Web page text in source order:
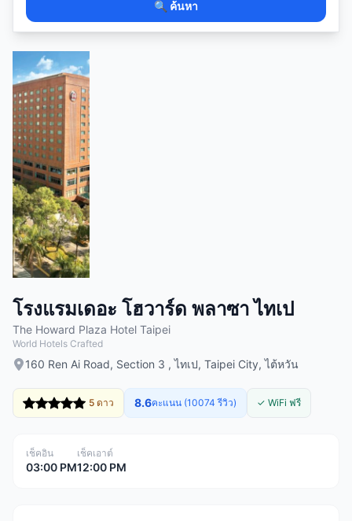
🔍 ค้นหา
โรงแรมเดอะ โฮวาร์ด พลาซา ไทเป
The Howard Plaza Hotel Taipei
World Hotels Crafted
160 Ren Ai Road, Section 3 , ไทเป, Taipei City, ไต้หวัน
5 ดาว 8.6คะแนน (10074 รีวิว) ✓ WiFi ฟรี
เช็คอิน
03:00 PM
เช็คเอาต์
12:00 PM